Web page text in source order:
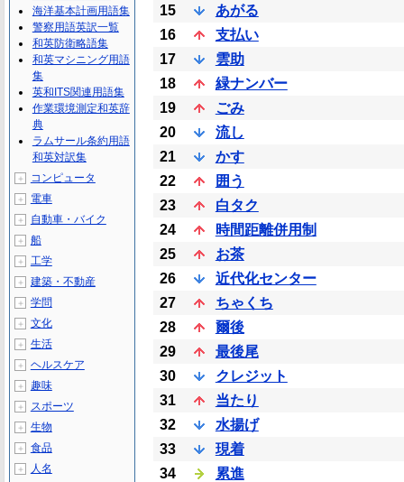
15
あがる
16
支払い
17
雲助
18
緑ナンバー
19
ごみ
20
流し
21
かす
22
囲う
23
白タク
24
時間距離併用制
25
お茶
26
近代化センター
27
ちゃくち
28
爾後
29
最後尾
30
クレジット
31
当たり
32
水揚げ
33
現着
34
累進
海洋基本計画用語集
警察用語英訳一覧
和英防衛略語集
和英マシニング用語
集
英和ITS関連用語集
作業環境測定和英辞
典
ラムサール条約用語
和英対訳集
＋ コンピュータ
＋ 電車
＋ 自動車・バイク
＋ 船
＋ 工学
＋ 建築・不動産
＋ 学問
＋ 文化
＋ 生活
＋ ヘルスケア
＋ 趣味
＋ スポーツ
＋ 生物
＋ 食品
＋ 人名